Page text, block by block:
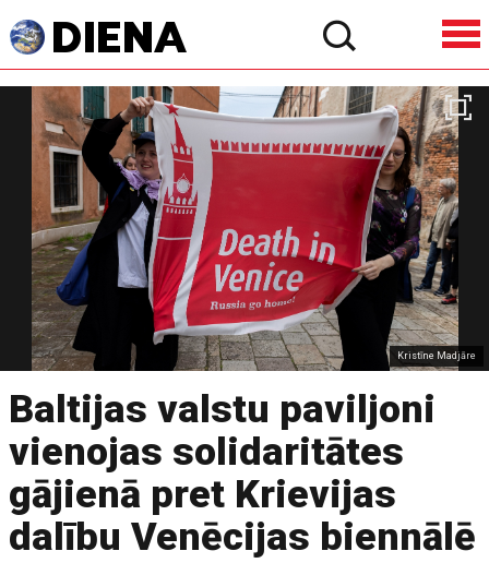
Kristīne Madjāre
Baltijas valstu paviljoni
vienojas solidaritātes
gājienā pret Krievijas
dalību Venēcijas biennālē